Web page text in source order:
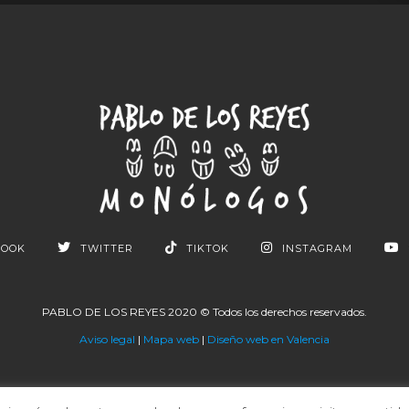
TWITTER TIKTOK INSTAGRAM
PABLO DE LOS REYES 2020 © Todos los derechos reservados.
Aviso legal | Mapa web | Diseño web en Valencia